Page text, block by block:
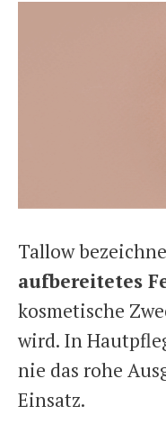
Tallow
aufbereitetes
kosmetische
wird. In
nie das rohe
Einsatz.